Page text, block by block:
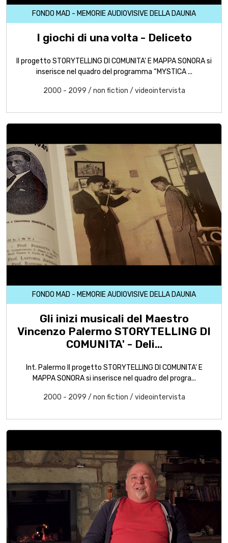
FONDO MAD - MEMORIE AUDIOVISIVE DELLA DAUNIA
I giochi di una volta - Deliceto
Il progetto STORYTELLING DI COMUNITA' E MAPPA SONORA si
inserisce nel quadro del programma “MYSTICA ...
2000 - 2099 / non fiction / videointervista
FONDO MAD - MEMORIE AUDIOVISIVE DELLA DAUNIA
Gli inizi musicali del Maestro
Vincenzo Palermo STORYTELLING DI
COMUNITA' - Deli...
Int. Palermo Il progetto STORYTELLING DI COMUNITA' E
MAPPA SONORA si inserisce nel quadro del progra...
2000 - 2099 / non fiction / videointervista